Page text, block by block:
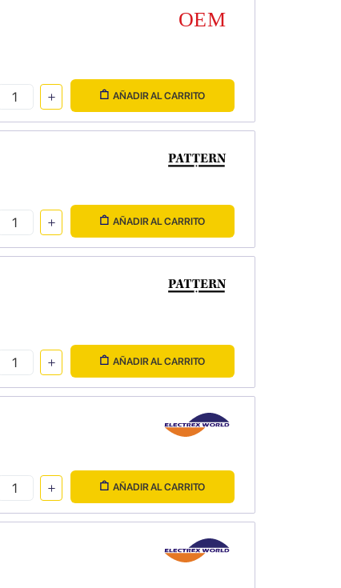
AÑADIR AL CARRITO
AÑADIR AL CARRITO
AÑADIR AL CARRITO
AÑADIR AL CARRITO